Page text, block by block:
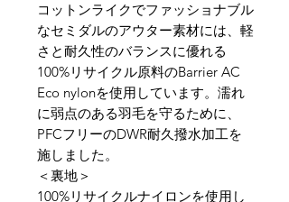
コットンライクでファッショナブル
なセミダルのアウター素材には、軽
さと耐久性のバランスに優れる
100%リサイクル原料のBarrier AC
Eco nylonを使用しています。濡れ
に弱点のある羽毛を守るために、
PFCフリーのDWR耐久撥水加工を
施しました。
＜裏地＞
100%リサイクルナイロンを使用し